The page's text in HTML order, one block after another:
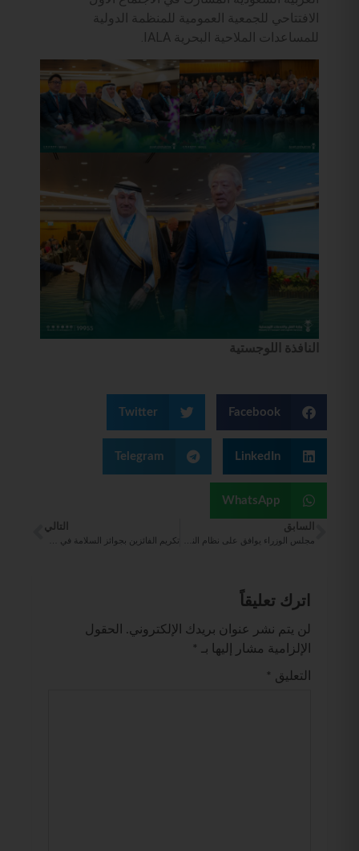
الافتتاحي للجمعية العمومية للمنظمة الدولية
للمساعدات الملاحية البحرية IALA.
النافذة اللوجستية
Facebook
Twitter
LinkedIn
Telegram
WhatsApp
السابق التالي
اترك تعليقاً
لن يتم نشر عنوان بريدك الإلكتروني.
الحقول
الإلزامية مشار إليها بـ
*
التعليق *